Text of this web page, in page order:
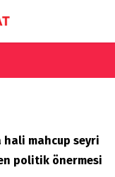
hali mahcup seyri
politik önermesi